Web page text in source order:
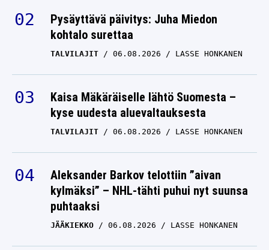
Pysäyttävä päivitys: Juha Miedon
kohtalo surettaa
TALVILAJIT 06.08.2026 LASSE HONKANEN
Kaisa Mäkäräiselle lähtö Suomesta –
kyse uudesta aluevaltauksesta
TALVILAJIT 06.08.2026 LASSE HONKANEN
Aleksander Barkov telottiin ”aivan
kylmäksi” – NHL-tähti puhui nyt suunsa
puhtaaksi
JÄÄKIEKKO 06.08.2026 LASSE HONKANEN